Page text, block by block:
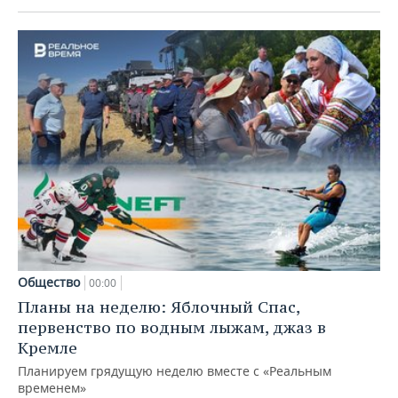
Общество 00:00
Планы на неделю: Яблочный Спас,
первенство по водным лыжам, джаз в
Кремле
Планируем грядущую неделю вместе с «Реальным
временем»